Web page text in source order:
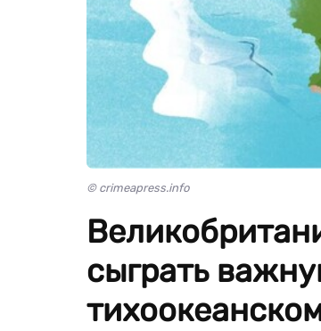
© crimeapress.info
сыграть